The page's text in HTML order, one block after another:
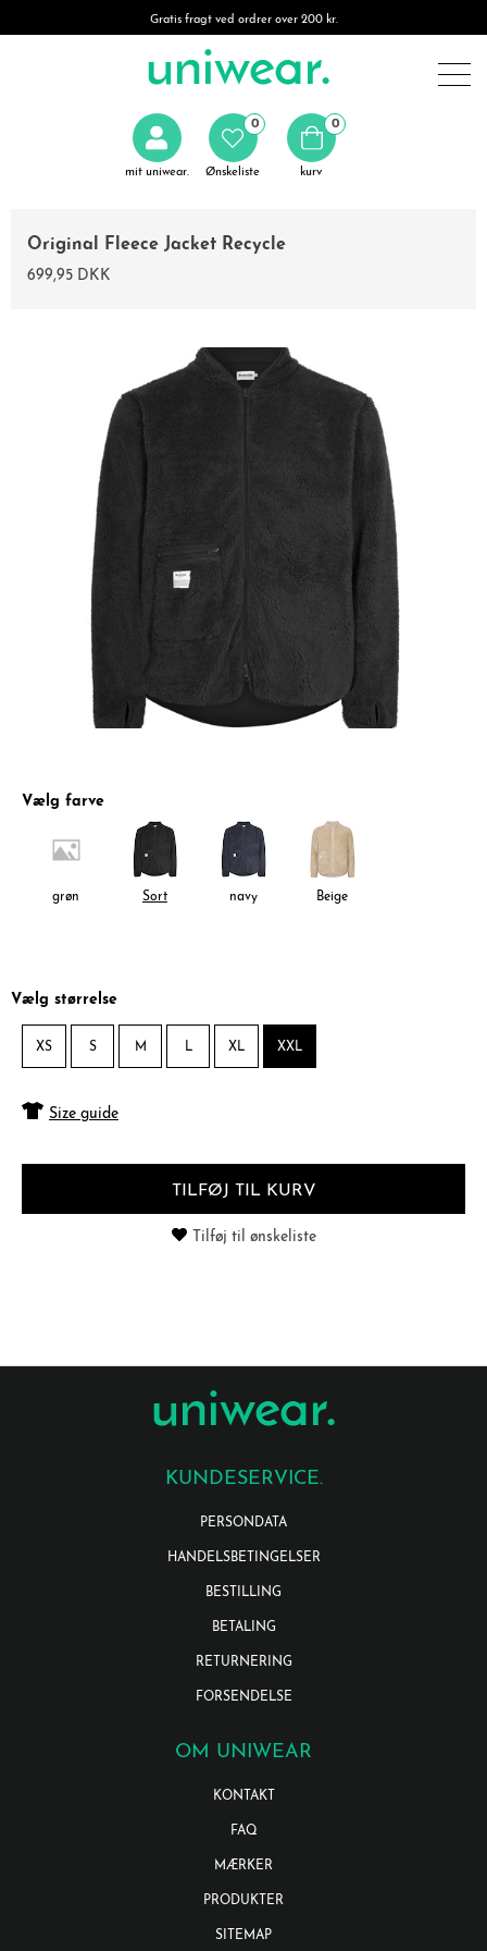
Gratis fragt ved ordrer over 200 kr.
mit uniwear. Ønskeliste
0 0
kurv
Original Fleece Jacket Recycle
699,95 DKK
Vælg farve
grøn Sort navy Beige
Vælg størrelse
XS S M L XL XXL
Size guide
TILFØJ TIL KURV
Tilføj til ønskeliste
KUNDESERVICE.
PERSONDATA
HANDELSBETINGELSER
BESTILLING
BETALING
RETURNERING
FORSENDELSE
OM UNIWEAR
KONTAKT
FAQ
MÆRKER
PRODUKTER
SITEMAP